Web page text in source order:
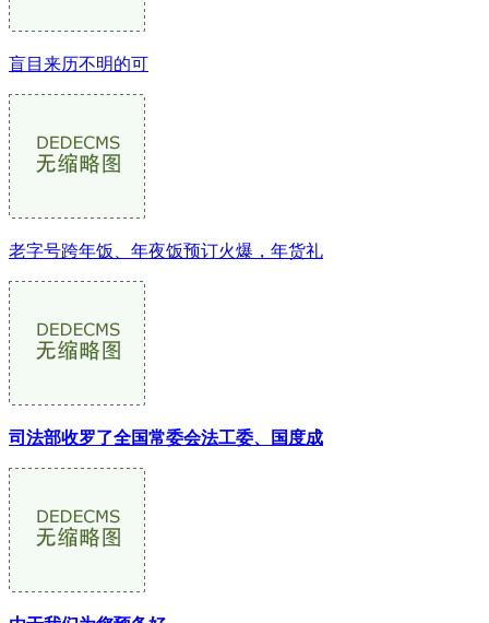
盲目来历不明的可
老字号跨年饭、年夜饭预订火爆，年货礼
司法部收罗了全国常委会法工委、国度成